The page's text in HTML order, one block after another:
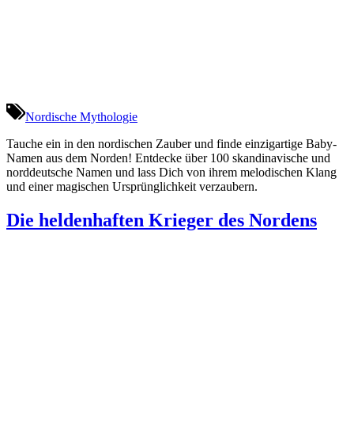
Nordische Mythologie
Tauche ein in den nordischen Zauber und finde einzigartige Baby-
Namen aus dem Norden! Entdecke über 100 skandinavische und
norddeutsche Namen und lass Dich von ihrem melodischen Klang
und einer magischen Ursprünglichkeit verzaubern.
Die heldenhaften Krieger des Nordens